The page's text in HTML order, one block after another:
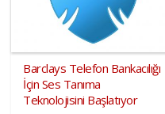
Barclays Telefon Bankacılığı
İçin Ses Tanıma
Teknolojisini Başlatıyor